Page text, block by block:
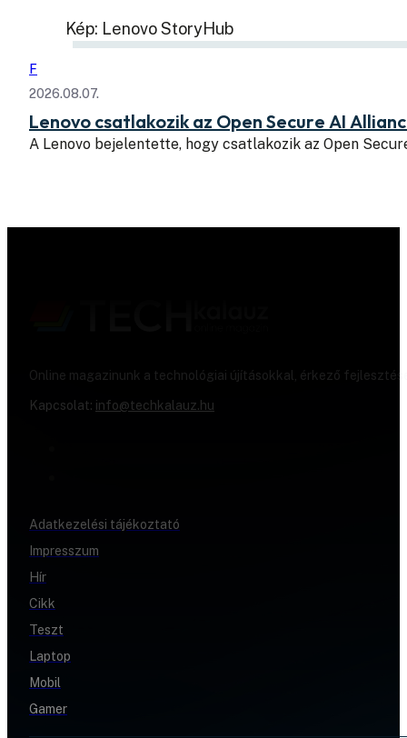
Kép: Lenovo StoryHub
F
2026.08.07.
Lenovo csatlakozik az Open Secure AI
A Lenovo bejelentette, hogy csatlakozik az Open
Online magazinunk a technológiai újításokkal, érkező
Kapcsolat: info@techkalauz.hu
Adatkezelési tájékoztató
Impresszum
Hír
Cikk
Teszt
Laptop
Mobil
Gamer